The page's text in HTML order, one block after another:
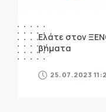
Ελάτε στον
βήματα
25.07.2023